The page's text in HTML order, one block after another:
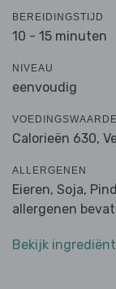
BEREIDINGSTIJD
10 - 15 minuten
NIVEAU
eenvoudig
Calorieën 630,
ALLERGENEN
Eieren, Soja,
allergenen
Bekijk